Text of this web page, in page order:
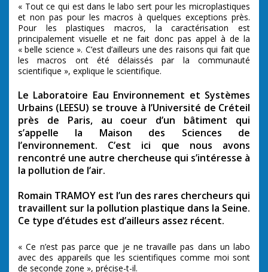
« Tout ce qui est dans le labo sert pour les microplastiques
et non pas pour les macros à quelques exceptions près.
Pour les plastiques macros, la caractérisation est
principalement visuelle et ne fait donc pas appel à de la
« belle science ». C’est d’ailleurs une des raisons qui fait que
les macros ont été délaissés par la communauté
scientifique », explique le scientifique.
Le Laboratoire Eau Environnement et Systèmes
Urbains (LEESU) se trouve à l’Université de Créteil
près de Paris, au coeur d’un bâtiment qui
s’appelle la Maison des Sciences de
l’environnement. C’est ici que nous avons
rencontré une autre chercheuse qui s’intéresse à
la pollution de l’air.
Romain TRAMOY est l’un des rares chercheurs qui
travaillent sur la pollution plastique dans la Seine.
Ce type d’études est d’ailleurs assez récent.
« Ce n’est pas parce que je ne travaille pas dans un labo
avec des appareils que les scientifiques comme moi sont
de seconde zone », précise-t-il.